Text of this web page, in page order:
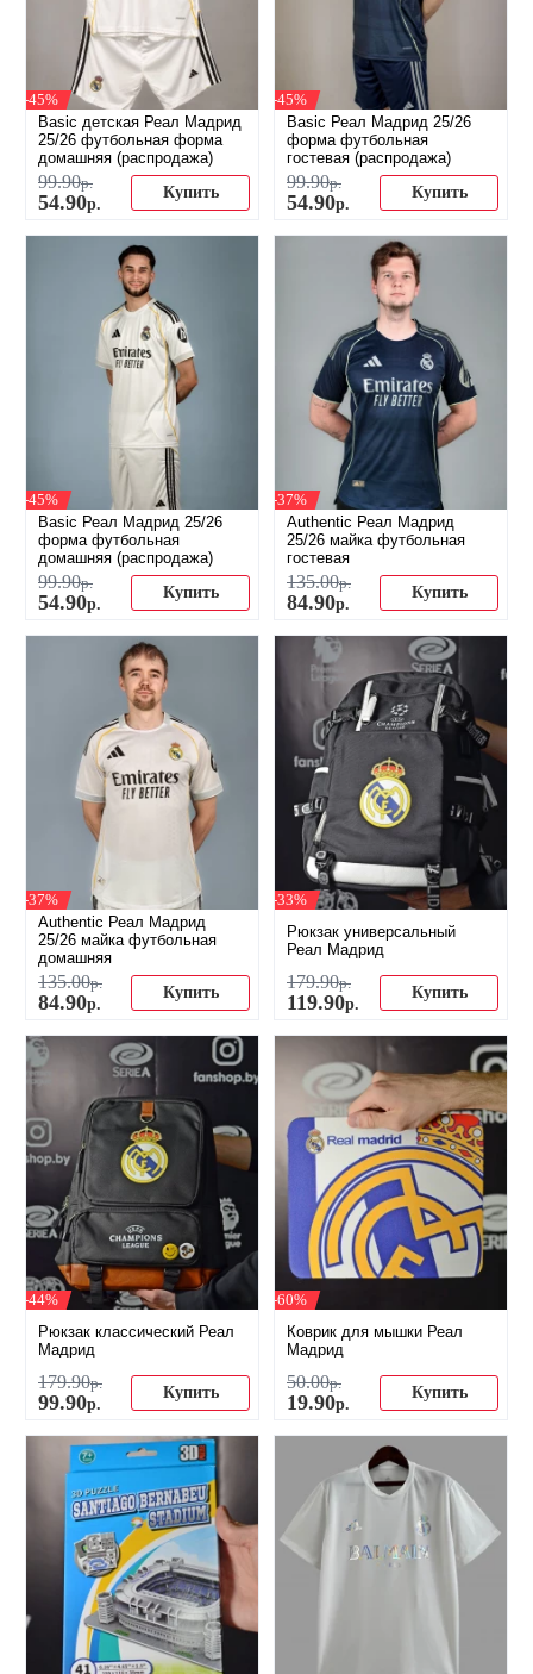
-45%
Basic детская Реал Мадрид
25/26 футбольная форма
домашняя (распродажа)
99.90р.
54.90р.
Купить
-45%
Basic Реал Мадрид 25/26
форма футбольная
гостевая (распродажа)
99.90р.
54.90р.
Купить
-45%
Basic Реал Мадрид 25/26
форма футбольная
домашняя (распродажа)
99.90р.
54.90р.
Купить
-37%
Authentic Реал Мадрид
25/26 майка футбольная
гостевая
135.00р.
84.90р.
Купить
-37%
Authentic Реал Мадрид
25/26 майка футбольная
домашняя
135.00р.
84.90р.
Купить
-33%
Рюкзак универсальный
Реал Мадрид
179.90р.
119.90р.
Купить
-44%
Рюкзак классический Реал
Мадрид
179.90р.
99.90р.
Купить
-60%
Коврик для мышки Реал
Мадрид
50.00р.
19.90р.
Купить